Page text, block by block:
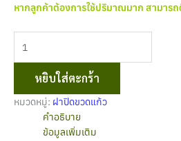
หากลูกค้าต้องการใช้ปริมาณมาก สามารถ
หยิบใส่ตะกร้า
หมวดหมู่: ฝาปิดขวดแก้ว
คำอธิบาย
ข้อมูลเพิ่มเติม